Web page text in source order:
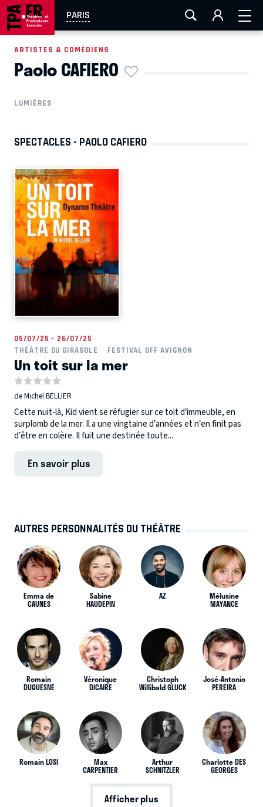
PARIS
AIX-MARSEILLE LA ROCHELLE
EN TOURNÉE
ARTISTES & COMÉDIENS
Paolo CAFIERO
LUMIÈRES
SPECTACLES - PAOLO CAFIERO
05/07/25 - 26/07/25
THÉÂTRE DU GIRASOLE
FESTIVAL OFF AVIGNON
Un toit sur la mer
de Michel BELLIER
Cette nuit-là, Kid vient se réfugier sur ce toit d’immeuble, en
surplomb de la mer. Il a une vingtaine d’années et n’en finit pas
d’être en colère. Il fuit une destinée toute...
En savoir plus
AUTRES PERSONNALITÉS DU THÉÂTRE
Emma de
CAUNES
Sabine
HAUDEPIN
AZ Mélusine
MAYANCE
Romain
DUQUESNE
Véronique
DICAIRE
Christoph
Willibald GLUCK
José-Antonio
PEREIRA
Romain LOSI Max
CARPENTIER
Arthur
SCHNITZLER
Charlotte DES
GEORGES
Afficher plus